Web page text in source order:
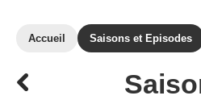
Accueil Saisons et Episodes